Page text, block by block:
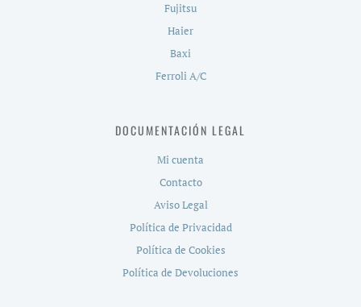
Fujitsu
Haier
Baxi
Ferroli A/C
DOCUMENTACIÓN LEGAL
Mi cuenta
Contacto
Aviso Legal
Política de Privacidad
Política de Cookies
Política de Devoluciones